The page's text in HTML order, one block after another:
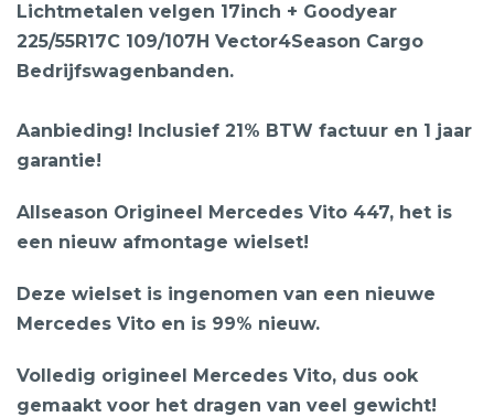
Lichtmetalen velgen 17inch + Goodyear
225/55R17C 109/107H Vector4Season Cargo
Bedrijfswagenbanden.
Aanbieding! Inclusief 21% BTW factuur en 1 jaar
garantie!
Allseason Origineel Mercedes Vito 447, het is
een nieuw afmontage wielset!
Deze wielset is ingenomen van een nieuwe
Mercedes Vito en is 99% nieuw.
Volledig origineel Mercedes Vito, dus ook
gemaakt voor het dragen van veel gewicht!